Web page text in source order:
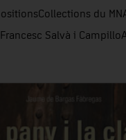
Collections du
Salvà i Campillo